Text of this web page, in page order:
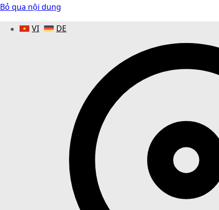
Bỏ qua nội dung
VI
DE